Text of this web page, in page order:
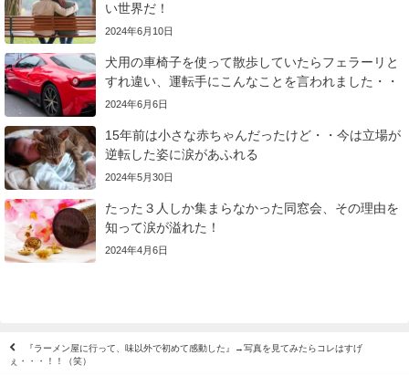
い世界だ！
2024年6月10日
犬用の車椅子を使って散歩していたらフェラーリと
すれ違い、運転手にこんなことを言われました・・
2024年6月6日
15年前は小さな赤ちゃんだったけど・・今は立場が
逆転した姿に涙があふれる
2024年5月30日
たった３人しか集まらなかった同窓会、その理由を
知って涙が溢れた！
2024年4月6日
『ラーメン屋に行って、味以外で初めて感動した』→写真を見てみたらコレはすげ
ぇ・・・！！（笑）